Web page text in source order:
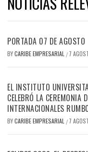
PORTADA 07 DE AGOSTO
BYCARIBE EMPRESARIAL / 7
EL INSTITUTO
CELEBRÓ LA CEREMONIA
INTERNACIONALES
BYCARIBE EMPRESARIAL / 7